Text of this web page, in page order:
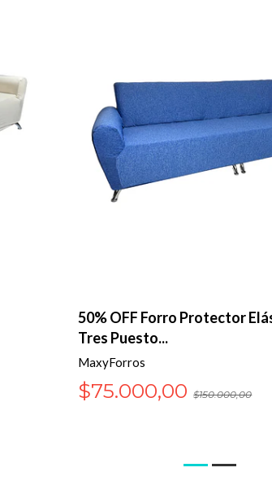
50% OFF Forro Protector
Tres Puesto...
MaxyForros
$75.000,00 $150.000,00